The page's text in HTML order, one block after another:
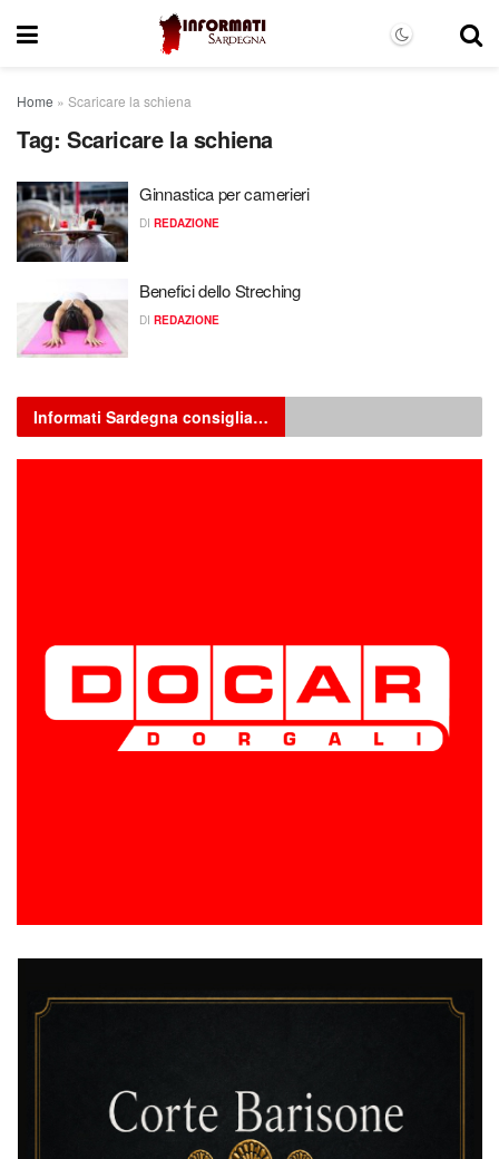
Home » Scaricare la schiena
Tag: Scaricare la schiena
Ginnastica per camerieri
DI REDAZIONE
Benefici dello Streching
DI REDAZIONE
Informati Sardegna consiglia…